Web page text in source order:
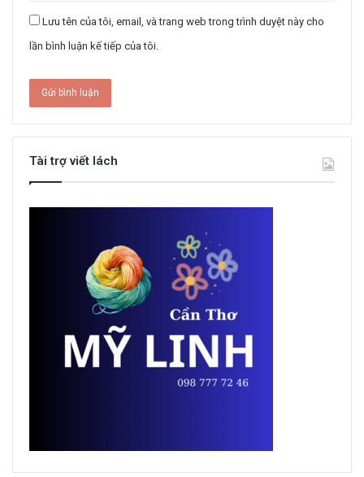
Lưu tên của tôi, email, và trang web trong trình duyệt này cho
lần bình luận kế tiếp của tôi.
Tài trợ viết lách